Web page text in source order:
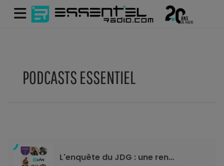
PODCASTS ESSENTIEL